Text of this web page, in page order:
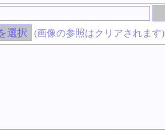
(画像の参照はクリアされます)